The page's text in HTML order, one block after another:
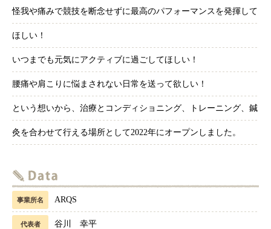
怪我や痛みで競技を断念せずに最高のパフォーマンスを発揮して
ほしい！
いつまでも元気にアクティブに過ごしてほしい！
腰痛や肩こりに悩まされない日常を送って欲しい！
という想いから、治療とコンディショニング、トレーニング、鍼
灸を合わせて行える場所として2022年にオープンしました。
事業所名 ARQS
代表者 谷川 幸平